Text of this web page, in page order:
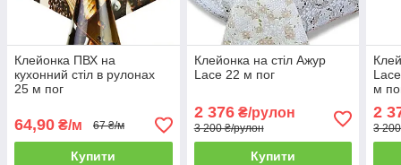
Клейонка ПВХ на
кухонний стіл в рулонах
25 м пог
64,90 ₴/м 67 ₴/м
Купити
Клейонка на стіл Ажур
Lace 22 м пог
2 376₴/рулон
3 200 ₴/рулон
Купити
м
2
3